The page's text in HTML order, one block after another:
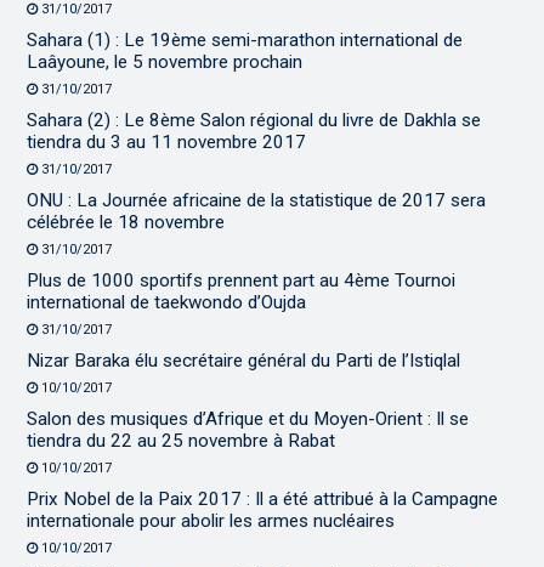
31/10/2017
Sahara (1) : Le 19ème semi-marathon international de
Laâyoune, le 5 novembre prochain
31/10/2017
Sahara (2) : Le 8ème Salon régional du livre de Dakhla se
tiendra du 3 au 11 novembre 2017
31/10/2017
ONU : La Journée africaine de la statistique de 2017 sera
célébrée le 18 novembre
31/10/2017
Plus de 1000 sportifs prennent part au 4ème Tournoi
international de taekwondo d’Oujda
31/10/2017
Nizar Baraka élu secrétaire général du Parti de l’Istiqlal
10/10/2017
Salon des musiques d’Afrique et du Moyen-Orient : Il se
tiendra du 22 au 25 novembre à Rabat
10/10/2017
Prix Nobel de la Paix 2017 : Il a été attribué à la Campagne
internationale pour abolir les armes nucléaires
10/10/2017